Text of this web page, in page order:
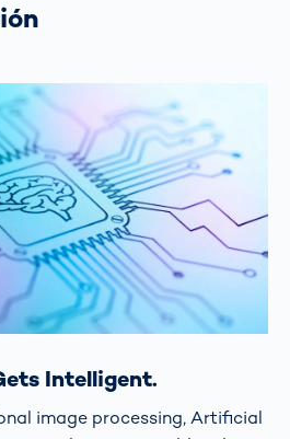
Intelligent.
image processing, Artificial